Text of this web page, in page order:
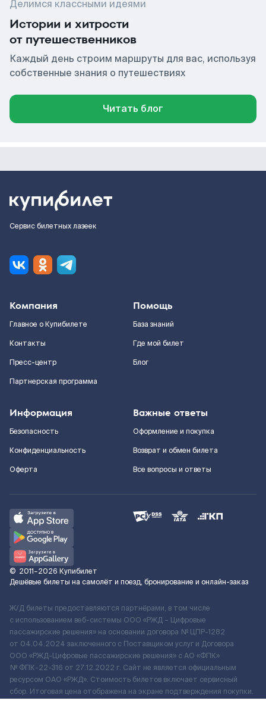
Делимся классными идеями
Истории и хитрости
от путешественников
Каждый день строим маршруты для вас, используя
собственные знания о путешествиях
Читать блог
Сервис билетных лазеек
Компания
Главное о Купибилете
Контакты
Пресс-центр
Партнерская программа
Помощь
База знаний
Где мой билет
Блог
Информация
Безопасность
Конфиденциальность
Оферта
Важные ответы
Оформление и покупка
Возврат и обмен билета
Все вопросы и ответы
© 2011–2026 Купибилет
Дешёвые билеты на самолёт и поезд, бронирование и онлайн-заказ
Ж/Д билеты предоставляются партнёрами, в том числе
с использованием веб-системы ООО «РЖД – Цифровые
пассажирские решения» на основании договора № ЦПР-1282
от 04.04.2024 заключенного с Поставщиком услуг и Договора
ООО «РЖД-Цифровые пассажирские решения» c АО «ФПК»
№ ФПК-22-316 от 27.12.2022 г. Сайт не является официальным
ресурсом ОАО «РЖД». Стоимость билетов включает сервисный
сбор. Итоговая цена отображена на экране подтверждения покупки.